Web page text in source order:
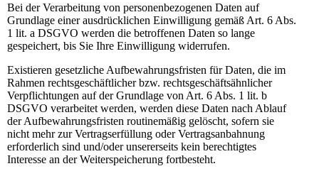
Bei der Verarbeitung von personenbezogenen Daten auf
Grundlage einer ausdrücklichen Einwilligung gemäß Art. 6 Abs.
1 lit. a DSGVO werden die betroffenen Daten so lange
gespeichert, bis Sie Ihre Einwilligung widerrufen.
Existieren gesetzliche Aufbewahrungsfristen für Daten, die im
Rahmen rechtsgeschäftlicher bzw. rechtsgeschäftsähnlicher
Verpflichtungen auf der Grundlage von Art. 6 Abs. 1 lit. b
DSGVO verarbeitet werden, werden diese Daten nach Ablauf
der Aufbewahrungsfristen routinemäßig gelöscht, sofern sie
nicht mehr zur Vertragserfüllung oder Vertragsanbahnung
erforderlich sind und/oder unsererseits kein berechtigtes
Interesse an der Weiterspeicherung fortbesteht.